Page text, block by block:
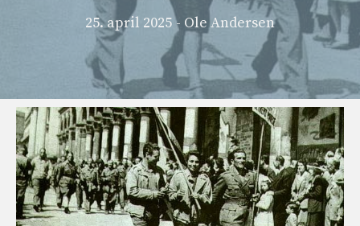
25. april 2025 - Ole Andersen